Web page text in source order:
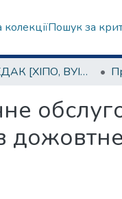
колекціїПошук за
Історія ХДАК [ХІПО, ВУІКО, УБІ, ХДБІ, ХДІК]